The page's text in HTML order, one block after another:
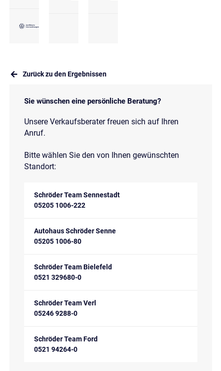
Zurück zu den Ergebnissen
Sie wünschen eine persönliche Beratung?
Unsere Verkaufsberater freuen sich auf Ihren
Anruf.
Bitte wählen Sie den von Ihnen gewünschten
Standort:
Schröder Team Sennestadt
05205 1006-222
Autohaus Schröder Senne
05205 1006-80
Schröder Team Bielefeld
0521 329680-0
Schröder Team Verl
05246 9288-0
Schröder Team Ford
0521 94264-0